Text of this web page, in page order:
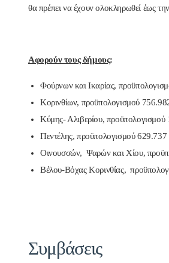
θα πρέπει να έχουν ολοκληρωθεί έως
Αφορούν τους δήμους:
Φούρνων και Ικαρίας,
Κορινθίων, προϋπολογισμού
Κύμης- Αλιβερίου,
Πεντέλης, προϋπολογισμού
Οινουσσών, Ψαρών και Χίου,
Βέλου-Βόχας Κορινθίας,
Συμβάσεις